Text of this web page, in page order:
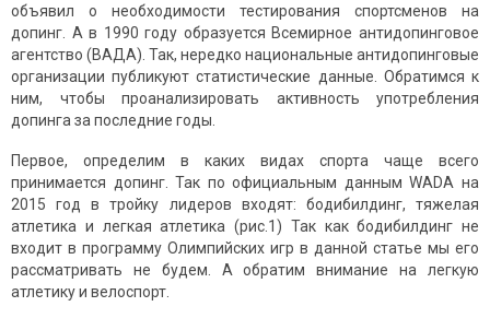
объявил о необходимости тестирования спортсменов на
допинг. А в 1990 году образуется Всемирное антидопинговое
агентство (ВАДА). Так, нередко национальные антидопинговые
организации публикуют статистические данные. Обратимся к
ним, чтобы проанализировать активность употребления
допинга за последние годы.
Первое, определим в каких видах спорта чаще всего
принимается допинг. Так по официальным данным WADA на
2015 год в тройку лидеров входят: бодибилдинг, тяжелая
атлетика и легкая атлетика (рис.1) Так как бодибилдинг не
входит в программу Олимпийских игр в данной статье мы его
рассматривать не будем. А обратим внимание на легкую
атлетику и велоспорт.